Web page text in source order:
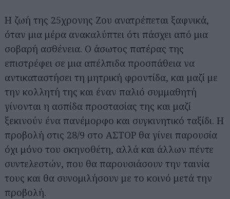
Η ζωή της 25χρονης Ζου ανατρέπεται ξαφνικά,
όταν μια μέρα ανακαλύπτει ότι πάσχει από μια
σοβαρή ασθένεια. Ο άσωτος πατέρας της
επιστρέφει σε μια απέλπιδα προσπάθεια να
αντικαταστήσει τη μητρική φροντίδα, και μαζί με
την κολλητή της και έναν παλιό συμμαθητή
γίνονται η ασπίδα προστασίας της και μαζί
ξεκινούν ένα πανέμορφο και συγκινητικό ταξίδι. Η
προβολή στις 28/9 στο ΑΣΤΟΡ θα γίνει παρουσία
όχι μόνο του σκηνοθέτη, αλλά και άλλων πέντε
συντελεστών, που θα παρουσιάσουν την ταινία
τους και θα συνομιλήσουν με το κοινό μετά την
προβολή.